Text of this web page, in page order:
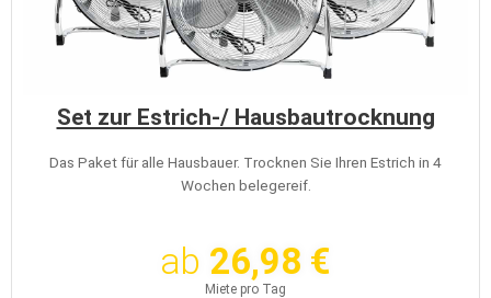
Set zur Estrich-/ Hausbautrocknung
Das Paket für alle Hausbauer. Trocknen Sie Ihren Estrich in 4
Wochen belegereif.
ab 26,98 €
Miete pro Tag